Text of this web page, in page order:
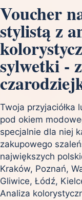
Voucher
stylistą z
sylwetki -
Twoja przyjaciółka
pod okiem
specjalnie dla niej
zakupowego
największych
Kraków, Poznań,
Gliwice, Łódź,
Analiza